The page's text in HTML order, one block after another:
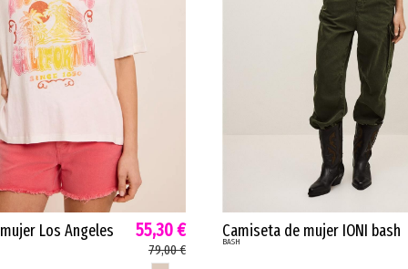
Los Angeles
lino blanco
55,30 €
79,00 €
Camiseta de mujer IONI bash
inspiración universitaria retro
BASH